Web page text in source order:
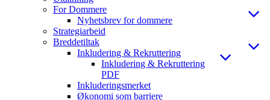
For Dommere
Nyhetsbrev for dommere
Strategiarbeid
Breddetiltak
Inkludering & Rekruttering
Inkludering & Rekruttering
PDF
Inkluderingsmerket
Økonomi som barriere